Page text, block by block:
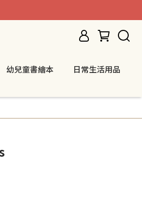
幼兒童書繪本
日常生活用品